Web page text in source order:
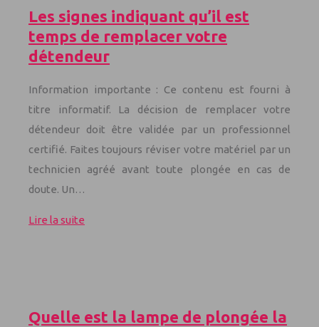
Les signes indiquant qu’il est
temps de remplacer votre
détendeur
Information importante : Ce contenu est fourni à
titre informatif. La décision de remplacer votre
détendeur doit être validée par un professionnel
certifié. Faites toujours réviser votre matériel par un
technicien agréé avant toute plongée en cas de
doute. Un…
Lire la suite
Quelle est la lampe de plongée la